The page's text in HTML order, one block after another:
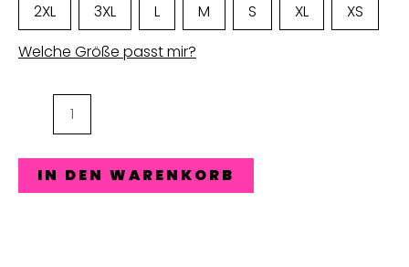
2XL
3XL L M S XL
XS
Welche Größe passt mir?
Crop-
Top
Wimby
IN DEN WARENKORB